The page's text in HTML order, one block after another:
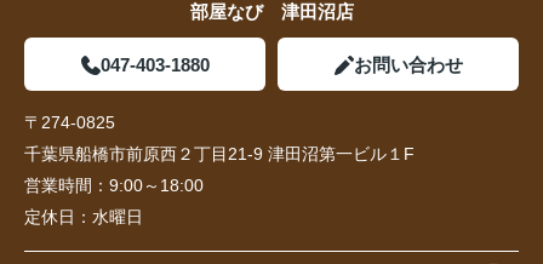
部屋なび 津田沼店
047-403-1880 お問い合わせ
〒274-0825
千葉県船橋市前原西２丁目21-9 津田沼第一ビル１F
営業時間： 9:00～18:00
定休日： 水曜日